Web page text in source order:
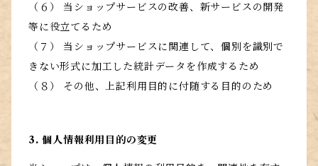
（６） 当ショップサービスの改善、新サービスの開発
等に役立てるため
（７） 当ショップサービスに関連して、個別を識別で
きない形式に加工した統計データを作成するため
（８） その他、上記利用目的に付随する目的のため
3. 個人情報利用目的の変更